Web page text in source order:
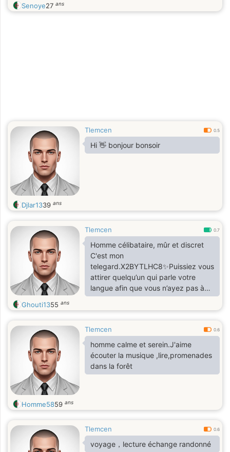
Senoye27 ans
Tlemcen 0.5
Hi 👋 bonjour bonsoir
Djlar1339 ans
Tlemcen 0.7
Homme célibataire, mûr et discret
C'est mon
telegard.X2BYTLHC8✨Puissiez vous
attirer quelqu’un qui parle votre
langue afin que vous n’ayez pas à
passer votre vie à traduire votre
âme. ✨ ✨ Djalâl-od-Dîn Rûmî ✨
Ghouti1355 ans
Tlemcen 0.6
homme calme et serein.J'aime
écouter la musique ,lire,promenades
dans la forêt
Homme5859 ans
Tlemcen 0.6
voyage，lecture échange randonné